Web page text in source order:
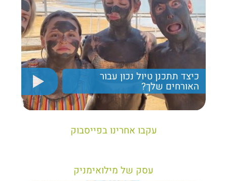
כיצד תתכנן טיול נכון עבור
האורחים שלך?
יריב חן, מציג את הקווים המנחים לבניית טיול נכון עבור
תיירים בישראל
עקבו אחרינו בפייסבוק
עסק של מילואימניק